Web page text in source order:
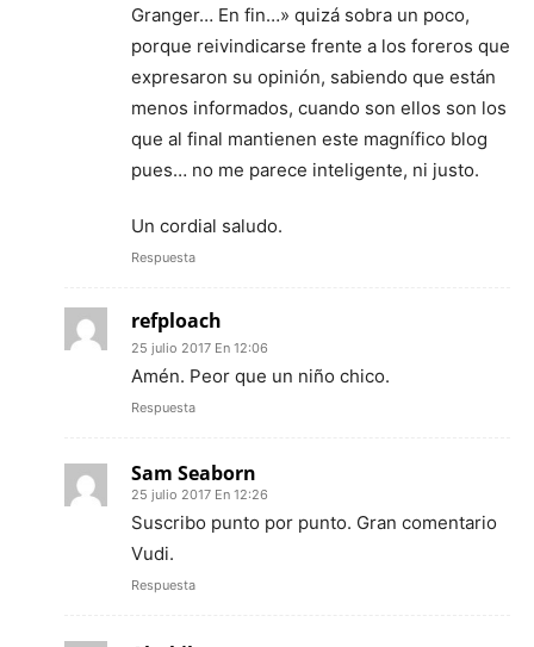
Granger… En fin…» quizá sobra un poco,
porque reivindicarse frente a los foreros que
expresaron su opinión, sabiendo que están
menos informados, cuando son ellos son los
que al final mantienen este magnífico blog
pues… no me parece inteligente, ni justo.
Un cordial saludo.
Respuesta
refploach
25 julio 2017 En 12:06
Amén. Peor que un niño chico.
Respuesta
Sam Seaborn
25 julio 2017 En 12:26
Suscribo punto por punto. Gran comentario
Vudi.
Respuesta